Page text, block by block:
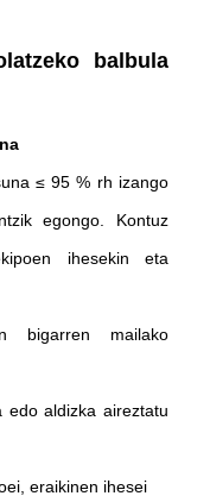
balbula
≤ 95 % rh izango
egongo. Kontuz
ihesekin eta
bigarren mailako
edo aldizka aireztatu
eraikinen ihesei